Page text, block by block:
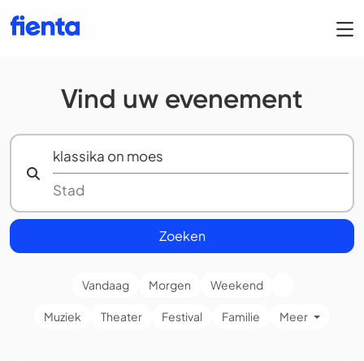
Vind uw evenement
Zoeken
Vandaag Morgen Weekend
Muziek Theater Festival Familie Meer